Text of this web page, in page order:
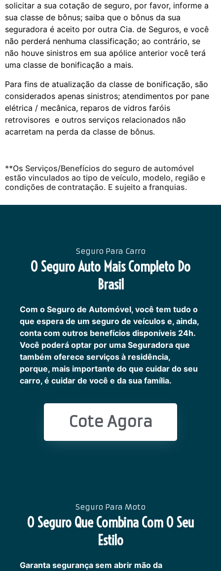
solicitar a sua cotação de seguro, por favor, informe a
sua classe de bônus; saiba que o bônus da sua
seguradora é aceito por outra Cia. de Seguros, e você
não perderá nenhuma classificação; ao contrário, se
não houve sinistros em sua apólice anterior você terá
uma classe de bonificação a mais.
Para fins de atualização da classe de bonificação, são
considerados apenas sinistros; atendimentos por pane
elétrica / mecânica, reparos de vidros faróis
retrovisores e outros serviços relacionados não
acarretam na perda da classe de bônus.
**Os Serviços/Benefícios do seguro de automóvel
estão vinculados ao tipo de veículo, modelo, região e
condições de contratação. E sujeito a franquias.
Seguro Para Carro
O Seguro Auto Mais Completo Do
Brasil
Com o Seguro de Automóvel, você tem tudo o
que espera de um seguro de veículos e, ainda,
conta com outros benefícios disponíveis 24h.
Você poderá optar por uma Seguradora que
também oferece serviços à residência,
porque, mais importante do que cuidar do seu
carro, é cuidar de você e da sua família.
Cote Agora
Seguro Para Moto
O Seguro Que Combina Com O Seu
Estilo
Garanta segurança sem abrir mão da